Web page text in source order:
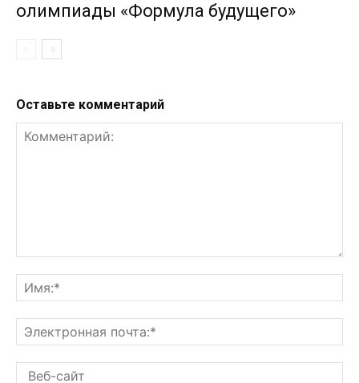
олимпиады «Формула будущего»
Оставьте комментарий